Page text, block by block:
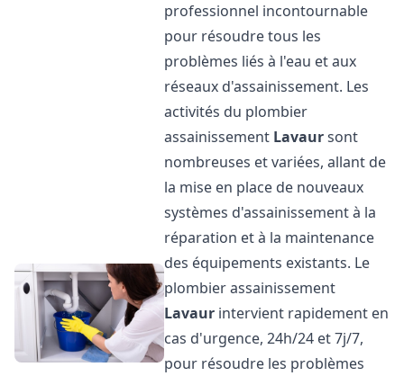
professionnel incontournable
pour résoudre tous les
problèmes liés à l'eau et aux
réseaux d'assainissement. Les
activités du plombier
assainissement Lavaursont
nombreuses et variées, allant de
la mise en place de nouveaux
systèmes d'assainissement à la
réparation et à la maintenance
des équipements existants. Le
plombier assainissement
Lavaur intervient rapidement en
cas d'urgence, 24h/24 et 7j/7,
pour résoudre les problèmes